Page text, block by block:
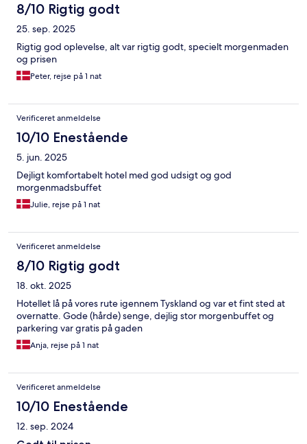
8/10 Rigtig godt
25. sep. 2025
Rigtig god oplevelse, alt var rigtig godt, specielt morgenmaden
og prisen
Peter, rejse på 1 nat
Verificeret anmeldelse
10/10 Enestående
5. jun. 2025
Dejligt komfortabelt hotel med god udsigt og god
morgenmadsbuffet
Julie, rejse på 1 nat
Verificeret anmeldelse
8/10 Rigtig godt
18. okt. 2025
Hotellet lå på vores rute igennem Tyskland og var et fint sted at
overnatte. Gode (hårde) senge, dejlig stor morgenbuffet og
parkering var gratis på gaden
Anja, rejse på 1 nat
Verificeret anmeldelse
10/10 Enestående
12. sep. 2024